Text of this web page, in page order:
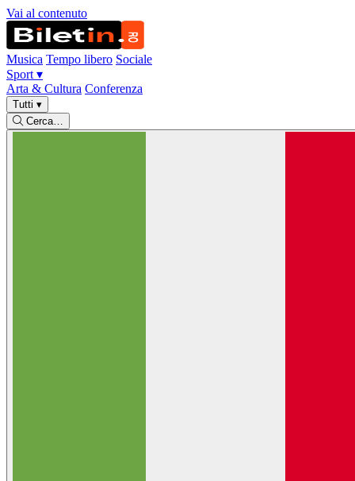
Vai al contenuto
Musica Tempo libero Sociale
Sport ▾
Arta & Cultura Conferenza
Tutti ▾
Cerca…